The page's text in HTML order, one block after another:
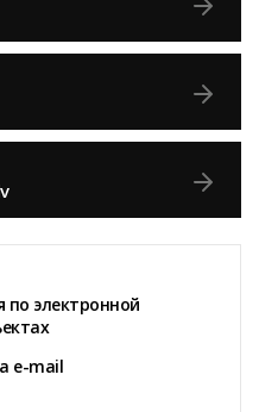
электронной
e-mail